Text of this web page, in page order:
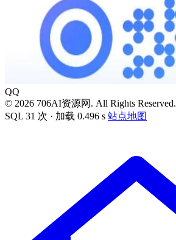
QQ
© 2026 706AI资源网. All Rights Reserved.
SQL 31 次 · 加载 0.496 s 站点地图